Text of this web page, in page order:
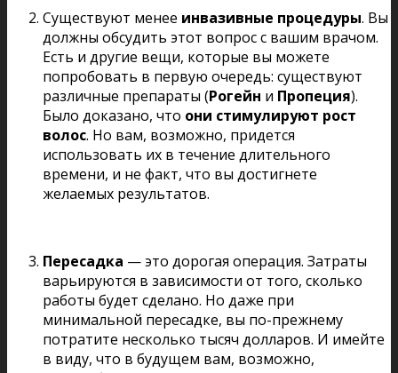
Существуют менее инвазивные процедуры. Вы
должны обсудить этот вопрос с вашим врачом.
Есть и другие вещи, которые вы можете
попробовать в первую очередь: существуют
различные препараты (Рогейн и Пропеция).
Было доказано, что они стимулируют рост
волос. Но вам, возможно, придется
использовать их в течение длительного
времени, и не факт, что вы достигнете
желаемых результатов.
Пересадка — это дорогая операция. Затраты
варьируются в зависимости от того, сколько
работы будет сделано. Но даже при
минимальной пересадке, вы по-прежнему
потратите несколько тысяч долларов. И имейте
в виду, что в будущем вам, возможно,